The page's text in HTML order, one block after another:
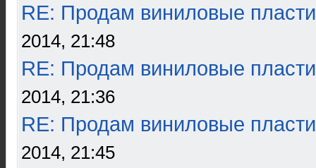
RE: Продам виниловые
2014, 21:48
RE: Продам виниловые
2014, 21:36
RE: Продам виниловые
2014, 21:45